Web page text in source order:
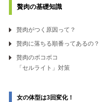
贅肉の基礎知識
贅肉がつく原因って？
贅肉に落ちる順番ってあるの？
贅肉のボコボコ
「セルライト」対策
女の体型は3回変化！